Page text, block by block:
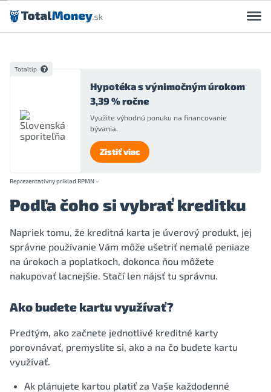
Preskočiť na obsah
Totaltip
Hypotéka s výnimočným úrokom
3,39 % ročne
Využite výhodnú ponuku na financovanie
bývania.
Zistiť viac
Reprezentatívny príklad RPMN
Podľa čoho si vybrať kreditku
Napriek tomu, že kreditná karta je úverový produkt, jej
správne používanie Vám môže ušetriť nemalé peniaze
na úrokoch a poplatkoch, dokonca ňou môžete
nakupovať lacnejšie. Stačí len nájsť tu správnu.
Ako budete kartu využívať?
Predtým, ako začnete jednotlivé kreditné karty
porovnávať, premyslite si, ako a na čo budete kartu
využívať.
Ak plánujete kartou platiť za Vaše každodenné